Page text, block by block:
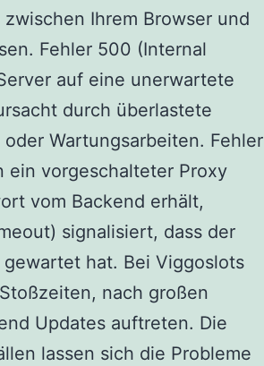
Ihrem Browser und
Fehler 500 (Internal
auf eine unerwartete
durch überlastete
Wartungsarbeiten. Fehler
ein vorgeschalteter Proxy
vom Backend erhält,
signalisiert, dass der
hat. Bei Viggoslots
nach großen
Updates auftreten. Die
lassen sich die Probleme